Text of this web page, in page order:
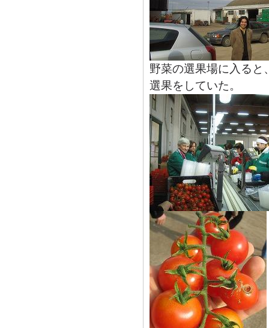
野菜の選果場に入ると
選果をしていた。